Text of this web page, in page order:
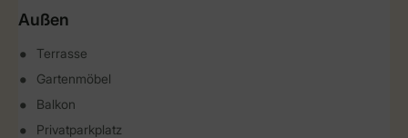
Außen
Terrasse
Gartenmöbel
Balkon
Privatparkplatz